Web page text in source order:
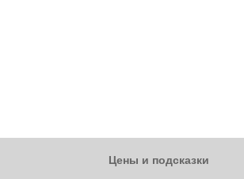
Цены и подсказки